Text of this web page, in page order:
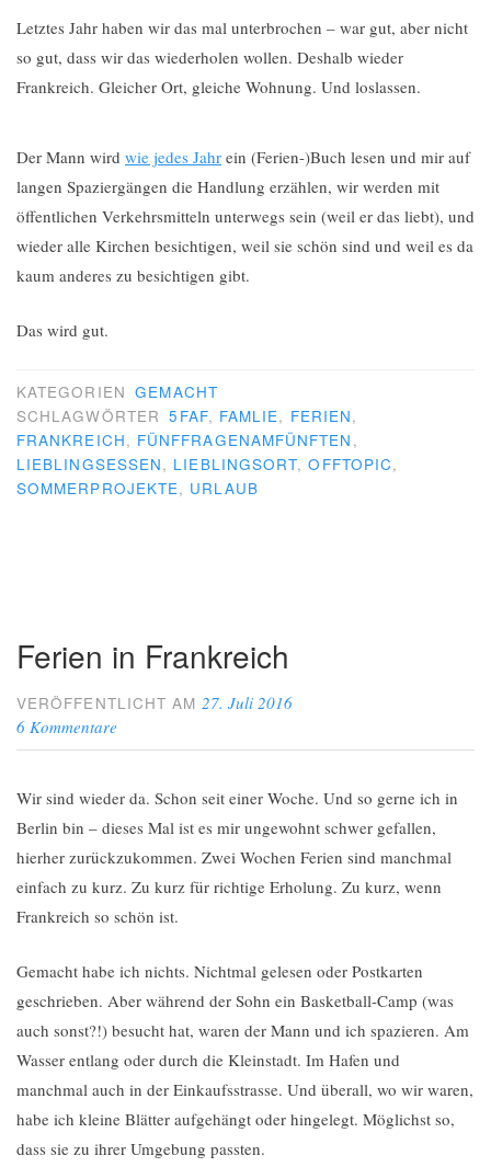
Letztes Jahr haben wir das mal unterbrochen – war gut, aber nicht
so gut, dass wir das wiederholen wollen. Deshalb wieder
Frankreich. Gleicher Ort, gleiche Wohnung. Und loslassen.
Der Mann wird wie jedes Jahr ein (Ferien-)Buch lesen und mir auf
langen Spaziergängen die Handlung erzählen, wir werden mit
öffentlichen Verkehrsmitteln unterwegs sein (weil er das liebt), und
wieder alle Kirchen besichtigen, weil sie schön sind und weil es da
kaum anderes zu besichtigen gibt.
Das wird gut.
KATEGORIEN GEMACHT
SCHLAGWÖRTER 5FAF, FAMLIE, FERIEN,
FRANKREICH, FÜNFFRAGENAMFÜNFTEN ,
LIEBLINGSESSEN, LIEBLINGSORT,OFFTOPIC,
SOMMERPROJEKTE, URLAUB
Ferien in Frankreich
VERÖFFENTLICHT AM27. Juli 2016
6 Kommentare
Wir sind wieder da. Schon seit einer Woche. Und so gerne ich in
Berlin bin – dieses Mal ist es mir ungewohnt schwer gefallen,
hierher zurückzukommen. Zwei Wochen Ferien sind manchmal
einfach zu kurz. Zu kurz für richtige Erholung. Zu kurz, wenn
Frankreich so schön ist.
Gemacht habe ich nichts. Nichtmal gelesen oder Postkarten
geschrieben. Aber während der Sohn ein Basketball-Camp (was
auch sonst?!) besucht hat, waren der Mann und ich spazieren. Am
Wasser entlang oder durch die Kleinstadt. Im Hafen und
manchmal auch in der Einkaufsstrasse. Und überall, wo wir waren,
habe ich kleine Blätter aufgehängt oder hingelegt. Möglichst so,
dass sie zu ihrer Umgebung passten.